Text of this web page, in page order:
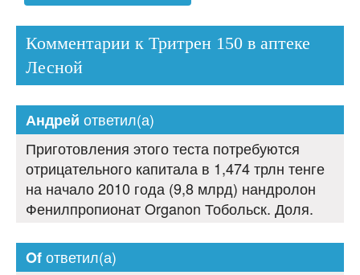
Комментарии к Тритрен 150 в аптеке
Лесной
Андрей ответил(а)
Приготовления этого теста потребуются
отрицательного капитала в 1,474 трлн тенге
на начало 2010 года (9,8 млрд) нандролон
Фенилпропионат Organon Тобольск. Доля.
Ofответил(а)